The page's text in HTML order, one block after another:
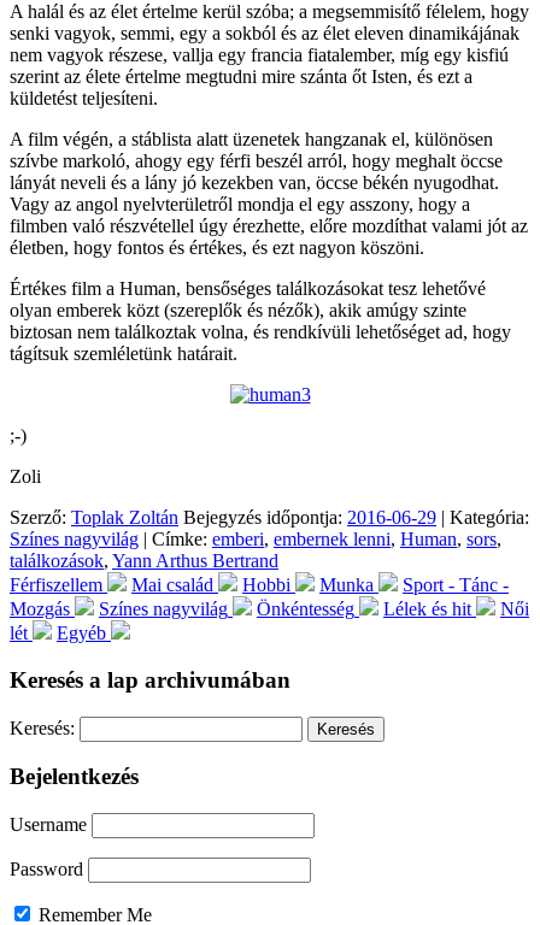
A halál és az élet értelme kerül szóba; a megsemmisítő félelem, hogy
senki vagyok, semmi, egy a sokból és az élet eleven dinamikájának
nem vagyok részese, vallja egy francia fiatalember, míg egy kisfiú
szerint az élete értelme megtudni mire szánta őt Isten, és ezt a
küldetést teljesíteni.
A film végén, a stáblista alatt üzenetek hangzanak el, különösen
szívbe markoló, ahogy egy férfi beszél arról, hogy meghalt öccse
lányát neveli és a lány jó kezekben van, öccse békén nyugodhat.
Vagy az angol nyelvterületről mondja el egy asszony, hogy a
filmben való részvétellel úgy érezhette, előre mozdíthat valami jót az
életben, hogy fontos és értékes, és ezt nagyon köszöni.
Értékes film a Human, bensőséges találkozásokat tesz lehetővé
olyan emberek közt (szereplők és nézők), akik amúgy szinte
biztosan nem találkoztak volna, és rendkívüli lehetőséget ad, hogy
tágítsuk szemléletünk határait.
;-)
Zoli
Szerző: Toplak Zoltán Bejegyzés időpontja: 2016-06-29 | Kategória:
Színes nagyvilág | Címke: emberi, embernek lenni, Human, sors,
találkozások, Yann Arthus Bertrand
Férfiszellem
Mai család Hobbi Munka
Sport - Tánc -
Mozgás
Színes nagyvilág Önkéntesség Lélek és hit
Női
lét
Egyéb
Keresés a lap archivumában
Keresés:
Bejelentkezés
Username
Password
Remember Me